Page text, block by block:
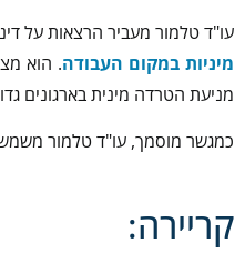
עו"ד טלמור מעביר הרצאות על
מיניות במקום העבודה. הוא
מניעת הטרדה מינית בארגונים
כמגשר מוסמך, עו"ד טלמור
קריירה: